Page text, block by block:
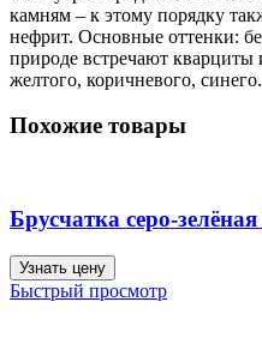
камням – к этому порядку
нефрит. Основные оттенки:
природе встречают кварциты
желтого, коричневого, синего.
Похожие товары
Брусчатка серо-
Узнать цену
Быстрый просмотр